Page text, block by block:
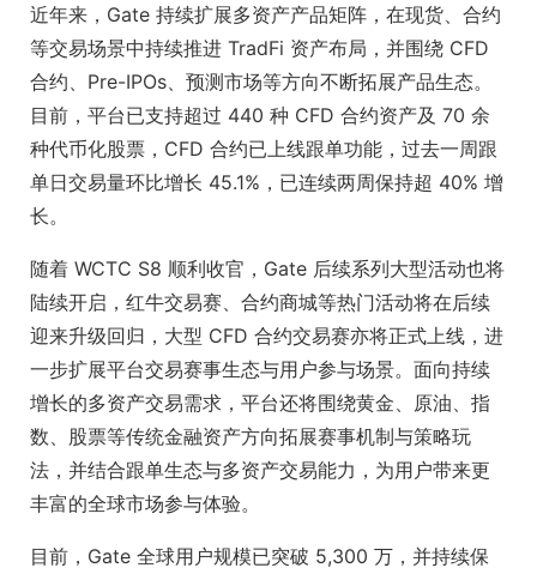
近年来，Gate 持续扩展多资产产品矩阵，在现货、合约
等交易场景中持续推进 TradFi 资产布局，并围绕 CFD
合约、Pre-IPOs、预测市场等方向不断拓展产品生态。
目前，平台已支持超过 440 种 CFD 合约资产及 70 余
种代币化股票，CFD 合约已上线跟单功能，过去一周跟
单日交易量环比增长 45.1%，已连续两周保持超 40% 增
长。
随着 WCTC S8 顺利收官，Gate 后续系列大型活动也将
陆续开启，红牛交易赛、合约商城等热门活动将在后续
迎来升级回归，大型 CFD 合约交易赛亦将正式上线，进
一步扩展平台交易赛事生态与用户参与场景。面向持续
增长的多资产交易需求，平台还将围绕黄金、原油、指
数、股票等传统金融资产方向拓展赛事机制与策略玩
法，并结合跟单生态与多资产交易能力，为用户带来更
丰富的全球市场参与体验。
目前，Gate 全球用户规模已突破 5,300 万，并持续保